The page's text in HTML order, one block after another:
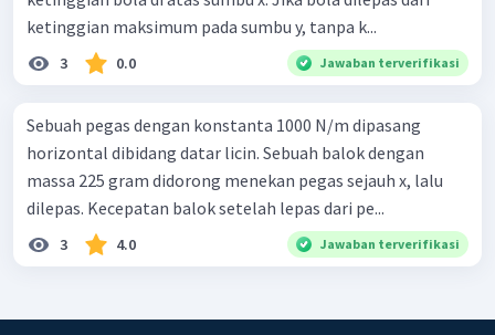
ketinggian maksimum pada sumbu y, tanpa k...
3 0.0 Jawaban terverifikasi
Sebuah pegas dengan konstanta 1000 N/m dipasang
horizontal dibidang datar licin. Sebuah balok dengan
massa 225 gram didorong menekan pegas sejauh x, lalu
dilepas. Kecepatan balok setelah lepas dari pe...
3 4.0 Jawaban terverifikasi